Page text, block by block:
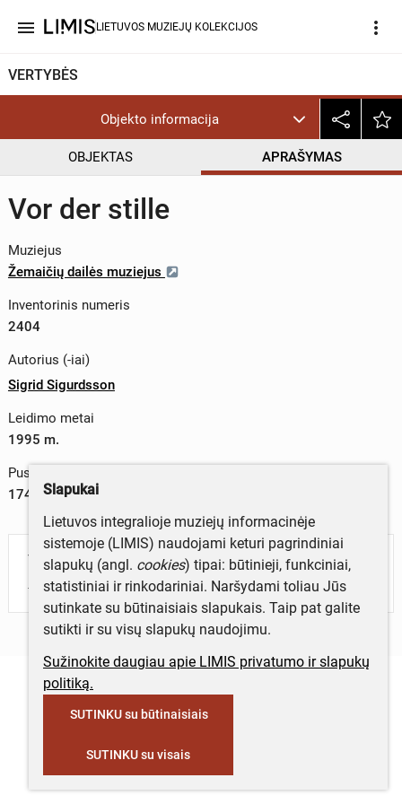
menu LIETUVOS MUZIEJŲ KOLEKCIJOS more_vert
VERTYBĖS
Objekto informacija
OBJEKTAS APRAŠYMAS
Vor der stille
Muziejus
Žemaičių dailės muziejus
Inventorinis numeris
2404
Autorius (-iai)
Sigrid Sigurdsson
Leidimo metai
1995 m.
Puslapių skaičius
174
Turite daugiau informacijos apie objektą?
Parašykite mums!
Slapukai
Lietuvos integralioje muziejų informacinėje
sistemoje (LIMIS) naudojami keturi pagrindiniai
slapukų (angl. cookies) tipai: būtinieji, funkciniai,
statistiniai ir rinkodariniai. Naršydami toliau Jūs
sutinkate su būtinaisiais slapukais. Taip pat galite
sutikti ir su visų slapukų naudojimu.
Sužinokite daugiau apie LIMIS privatumo ir slapukų
politiką.
SUTINKU su būtinaisiais
SUTINKU su visais